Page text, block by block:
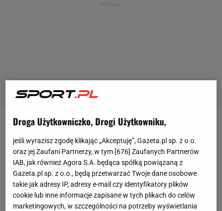
W środę Polski Związek Piłki Nożnej
zaprezentował
oficjalne koszulki reprezentacji Polski na
mistrzostwa świataw Rosji. Nowy projekt wygląda
dobrze, nawet bardzo dobrze, a grafiki
przygotowane przez polską federację zadowoliły
kibiców.
Droga Użytkowniczko, Drogi Użytkowniku,
jeśli wyrazisz zgodę klikając „Akceptuję”, Gazeta.pl sp. z o.o.
oraz jej Zaufani Partnerzy, w tym [676] Zaufanych Partnerów
IAB, jak również Agora S.A. będąca spółką powiązaną z
Gazeta.pl sp. z o.o., będą przetwarzać Twoje dane osobowe
takie jak adresy IP, adresy e-mail czy identyfikatory plików
cookie lub inne informacje zapisane w tych plikach do celów
marketingowych, w szczególności na potrzeby wyświetlania